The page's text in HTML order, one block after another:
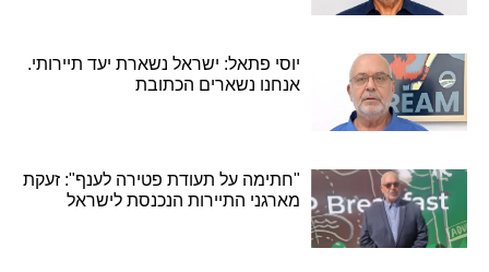
יוסי פתאל: ישראל נשארת יעד תיירותי.
אנחנו נשארים הכתובת
"חתימה על תעודת פטירה לענף": זעקת
מארגני התיירות הנכנסת לישראל